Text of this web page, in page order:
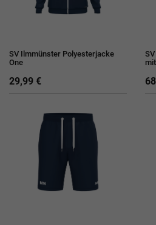
SV Ilmmünster Polyesterjacke
One
29,99 €